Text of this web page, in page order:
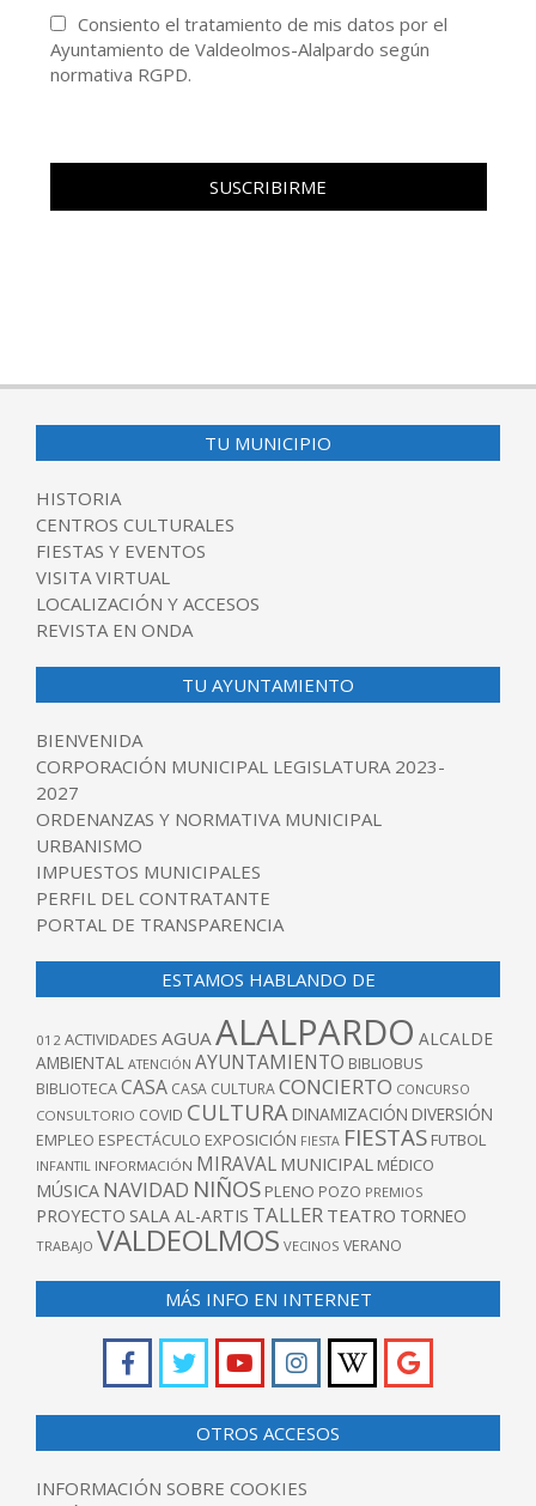
Consiento el tratamiento de mis datos por el
Ayuntamiento de Valdeolmos-Alalpardo según
normativa RGPD.
TU MUNICIPIO
HISTORIA
CENTROS CULTURALES
FIESTAS Y EVENTOS
VISITA VIRTUAL
LOCALIZACIÓN Y ACCESOS
REVISTA EN ONDA
TU AYUNTAMIENTO
BIENVENIDA
CORPORACIÓN MUNICIPAL LEGISLATURA 2023-
2027
ORDENANZAS Y NORMATIVA MUNICIPAL
URBANISMO
IMPUESTOS MUNICIPALES
PERFIL DEL CONTRATANTE
PORTAL DE TRANSPARENCIA
ESTAMOS HABLANDO DE
012 ACTIVIDADES AGUAALALPARDO ALCALDE
AMBIENTAL ATENCIÓN AYUNTAMIENTO BIBLIOBUS
BIBLIOTECACASA CASA CULTURACONCIERTO CONCURSO
CONSULTORIO COVID CULTURA DINAMIZACIÓN DIVERSIÓN
EMPLEO ESPECTÁCULO EXPOSICIÓN FIESTA FIESTAS FUTBOL
INFANTIL INFORMACIÓN MIRAVAL MUNICIPAL MÉDICO
MÚSICA NAVIDAD NIÑOS PLENO POZO PREMIOS
PROYECTO SALA AL-ARTIS TALLER TEATRO TORNEO
TRABAJO VALDEOLMOS VECINOS VERANO
MÁS INFO EN INTERNET
OTROS ACCESOS
INFORMACIÓN SOBRE COOKIES